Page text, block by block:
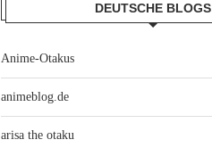
DEUTSCHE BLOGS
Anime-Otakus
animeblog.de
arisa the otaku